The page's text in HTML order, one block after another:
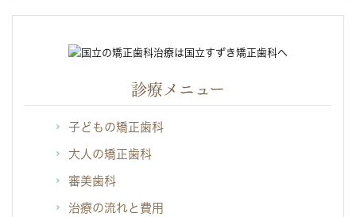
診療メニュー
子どもの矯正歯科
大人の矯正歯科
審美歯科
治療の流れと費用